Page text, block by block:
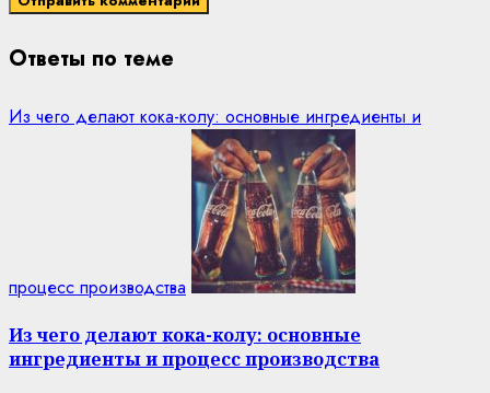
Ответы по теме
Из чего делают кока-колу: основные ингредиенты и
процесс производства
Из чего делают кока-колу: основные
ингредиенты и процесс производства